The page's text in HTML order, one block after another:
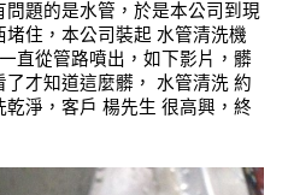
題的是水管，於是本公司到現
住，本公司裝起 水管清洗機
直從管路噴出，如下影片，髒
才知道這麼髒， 水管清洗 約
淨，客戶 楊先生 很高興，終